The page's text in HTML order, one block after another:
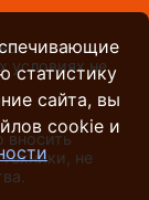
условиях не
вносить
не
статистику
сайта, вы
cookie и